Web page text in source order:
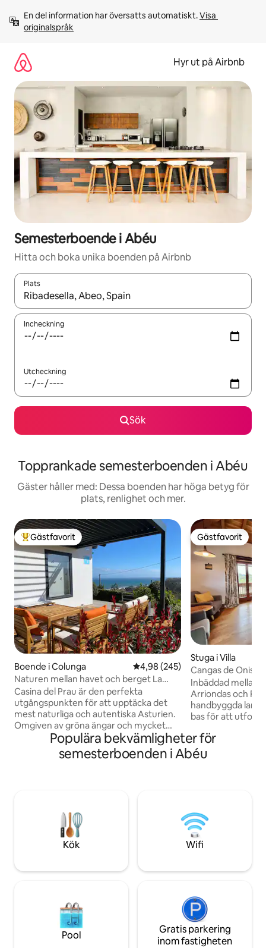
innehåll
En del information har översatts automatiskt. Visa
originalspråk
Hyr ut på Airbnb
Semesterboende i Abéu
Hitta och boka unika boenden på Airbnb
Plats
När resultaten är tillgängliga kan du navigera med upp- och
Incheckning
Utcheckning
Sök
Topprankade semesterboenden i Abéu
Gäster håller med: Dessa boenden har höga betyg för
plats, renlighet och mer.
Populär gästfavorit
Gästfavorit
Boende i Colunga 4,98 av 5 i genomsnittligt
4,98 (245)
Naturen mellan havet och berget La
Casina del Prau
Casina del Prau är den perfekta
utgångspunkten för att upptäcka det
mest naturliga och autentiska Asturien.
Omgiven av gröna ängar och mycket
nära till havet, är det idealiskt för älskare
av vandring, surfing och lokala rätter,
med snabb tillgång till stränder och
restauranger. Ett lugnt ställe att vila på
efter en aktiv dag mellan havet, bergen
och god mat.
Gästfavorit
Gästfavorit
Stuga i Villa
Cangas de Onis
Bergsparadis
Inbäddad mellan
Arriondas och
handbyggda
bas för att
alla som vill
Vakna upp till
Sierra del Sueve
Europa Upptäck
stränder
Populära bekvämligheter för
semesterboenden i Abéu
Kök Wifi
Pool
Gratis parkering
inom fastigheten